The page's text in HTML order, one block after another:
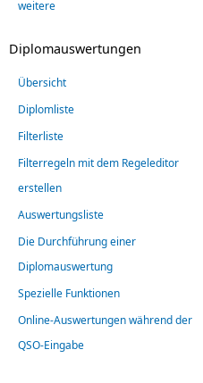
weitere
Diplomauswertungen
Übersicht
Diplomliste
Filterliste
Filterregeln mit dem Regeleditor
erstellen
Auswertungsliste
Die Durchführung einer
Diplomauswertung
Spezielle Funktionen
Online-Auswertungen während der
QSO-Eingabe